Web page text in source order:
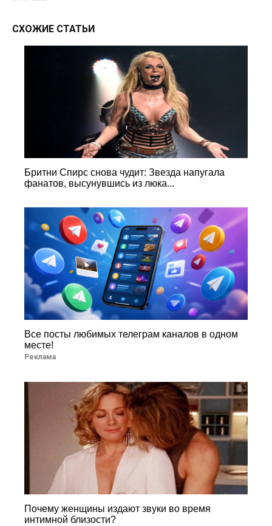
СХОЖИЕ СТАТЬИ
Бритни Спирс снова чудит: Звезда напугала
фанатов, высунувшись из люка...
Все посты любимых телеграм каналов в одном
месте!
Реклама
Почему женщины издают звуки во время
интимной близости?